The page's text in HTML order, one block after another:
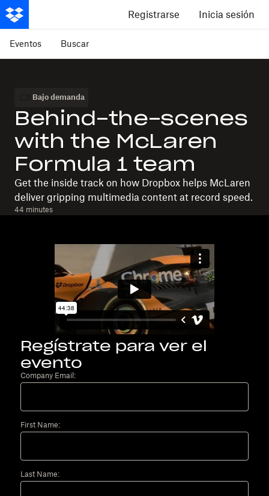
Registrarse Inicia sesión
Eventos Buscar
Bajo demanda
Behind-the-scenes
with the McLaren
Formula 1 team
Get the inside track on how Dropbox helps McLaren
deliver gripping multimedia content at record speed.
44 minutes
Regístrate para ver el
evento
Company Email:
First Name:
Last Name: